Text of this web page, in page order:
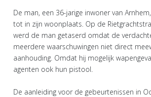
De man, een 36-jarige inwoner van
tot in zijn woonplaats. Op de
werd de man getaserd omdat de
meerdere waarschuwingen niet direct
aanhouding. Omdat hij mogelijk
agenten ook hun pistool.
De aanleiding voor de gebeurtenissen in